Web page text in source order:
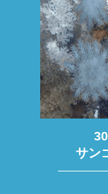
サン